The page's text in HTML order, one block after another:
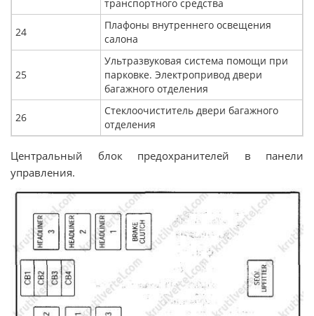
транспортного средства
24
Плафоны внутреннего освещения
салона
25
Ультразвуковая система помощи при
парковке. Электропривод двери
багажного отделения
26
Стеклоочиститель двери багажного
отделения
Центральный блок предохранителей в панели
управления.